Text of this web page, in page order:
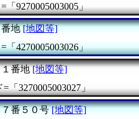
9270005003005」
地 [地図等]
「4270005003026」
番地 [地図等]
「3270005003027」
番５０号 [地図等]